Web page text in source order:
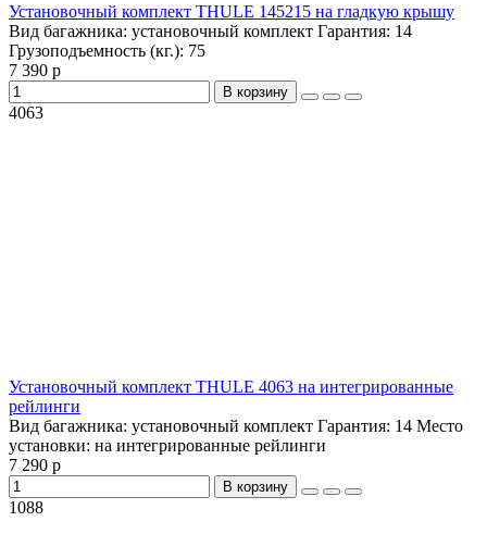
Установочный комплект THULE 145215 на гладкую крышу
Вид багажника: установочный комплект Гарантия: 14
Грузоподъемность (кг.): 75
7 390 р
В корзину
4063
Установочный комплект THULE 4063 на интегрированные
рейлинги
Вид багажника: установочный комплект Гарантия: 14 Место
установки: на интегрированные рейлинги
7 290 р
В корзину
1088